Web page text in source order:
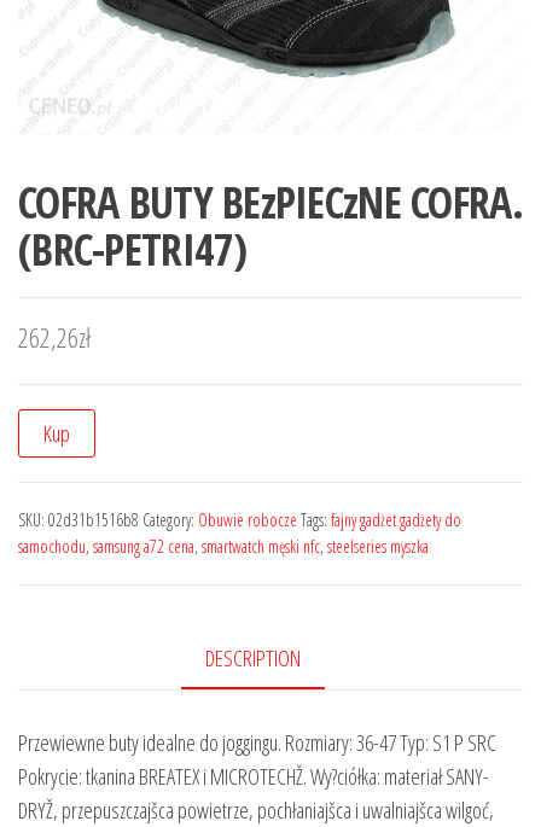
COFRA BUTY BEzPIECzNE COFRA.
(BRC-PETRI47)
262,26zł
Kup
SKU: 02d31b1516b8 Category: Obuwie robocze Tags: fajny gadżet gadżety do
samochodu, samsung a72 cena, smartwatch męski nfc, steelseries myszka
DESCRIPTION
Przewiewne buty idealne do joggingu. Rozmiary: 36-47 Typ: S1 P SRC
Pokrycie: tkanina BREATEX i MICROTECHŽ. Wy?ciółka: materiał SANY-
DRYŽ, przepuszczajšca powietrze, pochłaniajšca i uwalniajšca wilgoć,